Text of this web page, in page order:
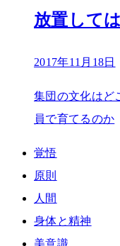
放置して
2017年11月18日
集団の文化はど
員で育てるのか
覚悟
原則
人間
身体と精神
美意識